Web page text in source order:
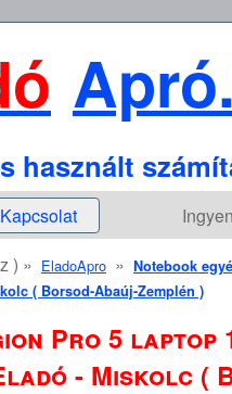
használt
Kapcsolat
) » EladoApro » Notebook
( Borsod-Abaúj-Zemplén )
Pro 5 laptop
- Miskolc (